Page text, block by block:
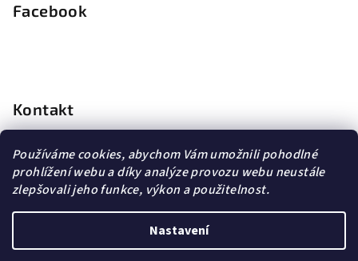
Používáme cookies, abychom Vám umožnili pohodlné
prohlížení webu a díky analýze provozu webu neustále
zlepšovali jeho funkce, výkon a použitelnost.
Nastavení
Facebook
Kontakt
info @dopravagratis.cz
+420 603 500 988
+420 603 500 988